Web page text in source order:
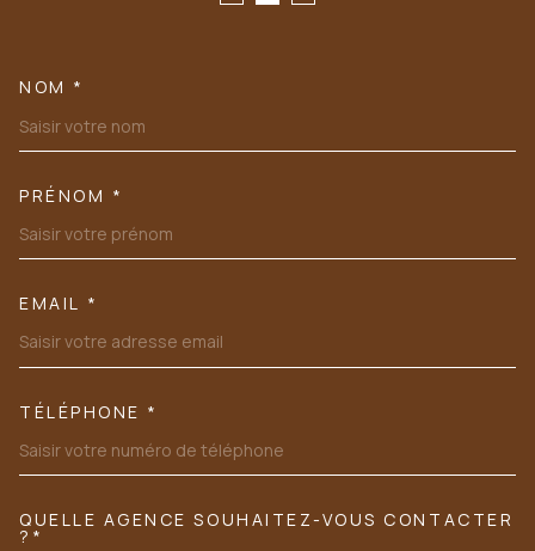
NOM *
PRÉNOM *
EMAIL *
TÉLÉPHONE *
TRAD_MELTEM_VOREDEMANDE
QUELLE AGENCE SOUHAITEZ-VOUS CONTACTER
?*